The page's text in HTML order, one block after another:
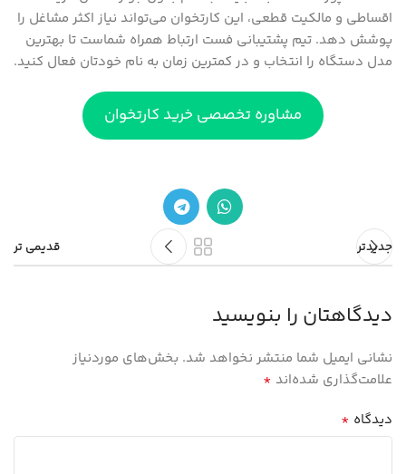
اقساطی و مالکیت قطعی، این کارتخوان می‌تواند نیاز اکثر مشاغل را
پوشش دهد. تیم پشتیبانی فست ارتباط همراه شماست تا بهترین
مدل دستگاه را انتخاب و در کمترین زمان به نام خودتان فعال کنید.
مشاوره تخصصی خرید کارتخوان
جدیدتر قدیمی تر
دیدگاهتان را بنویسید
نشانی ایمیل شما منتشر نخواهد شد. بخش‌های موردنیاز
علامت‌گذاری شده‌اند *
دیدگاه *